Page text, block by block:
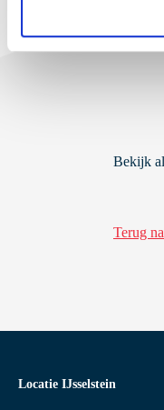
Bekijk
Terug
Locatie IJsselstein